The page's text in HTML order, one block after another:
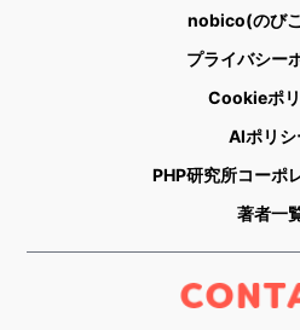
nobico(のび
プライバシー
Cookieポ
AIポリシ
PHP研究所コーポ
著者一